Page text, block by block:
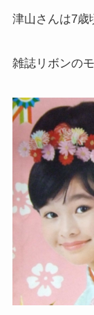
津山さんは7歳
雑誌リボンの